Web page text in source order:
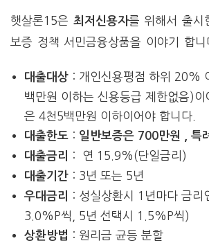
햇살론15은 최저신용자를 위해서 출시
보증 정책 서민금융상품을 이야기 합니
대출대상 : 개인신용평점 하위 20%
백만원 이하는 신용등급 제한없음)이
은 4천5백만원 이하이어야 합니다.
대출한도 : 일반보증은 700만원 , 특
대출금리
: 연 15.9%(단일금리)
대출기간 : 3년 또는 5년
우대금리
: 성실상환시 1년마다 금리
3.0%P씩, 5년 선택시 1.5%P씩)
상환방법 : 원리금 균등 분할